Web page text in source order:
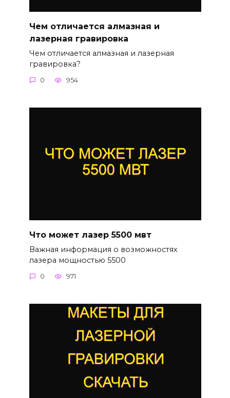
Чем отличается алмазная и
лазерная гравировка
Чем отличается алмазная и лазерная
гравировка?
0 954
Что может лазер 5500 мвт
Важная информация о возможностях
лазера мощностью 5500
0 971